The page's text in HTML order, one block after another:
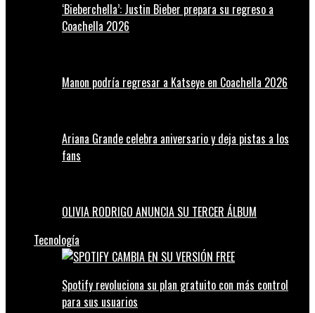
‘Bieberchella’: Justin Bieber prepara su regreso a
Coachella 2026
Manon podría regresar a Katseye en Coachella 2026
Ariana Grande celebra aniversario y deja pistas a los
fans
OLIVIA RODRIGO ANUNCIA SU TERCER ÁLBUM
Tecnología
Spotify revoluciona su plan gratuito con más control
para sus usuarios